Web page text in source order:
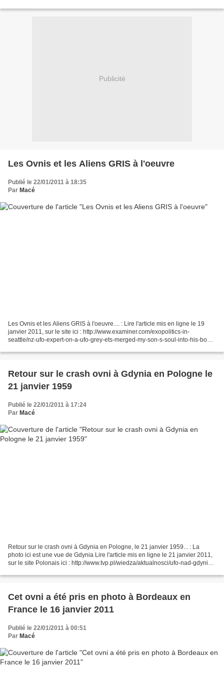
Publicité
Les Ovnis et les Aliens GRIS à l'oeuvre
Publié le 22/01/2011 à 18:35
Par Macé
Les Ovnis et les Aliens GRIS à l'oeuvre.... : Lire l'article mis en ligne le 19
janvier 2011, sur le site ici : http://www.examiner.com/exopolitics-in-
seattle/nz-ufo-expert-on-a-ufo-grey-ets-merged-my-son-s-soul-into-his-body-
Retour sur le crash ovni à Gdynia en Pologne le
21 janvier 1959
Publié le 22/01/2011 à 17:24
Par Macé
Retour sur le crash ovni à Gdynia en Pologne, le 21 janvier 1959... : La
photo ici est une vue de Gdynia Lire l'article mis en ligne le 21 janvier 2011,
sur le site Polonais ici : http://www.tvp.pl/wiedza/aktualnosci/ufo-nad-gdynia-
Cet ovni a été pris en photo à Bordeaux en
France le 16 janvier 2011
Publié le 22/01/2011 à 00:51
Par Macé